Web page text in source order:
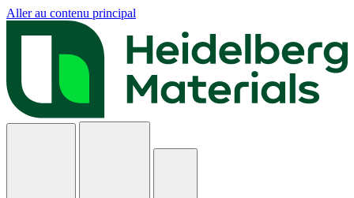
Aller au contenu principal